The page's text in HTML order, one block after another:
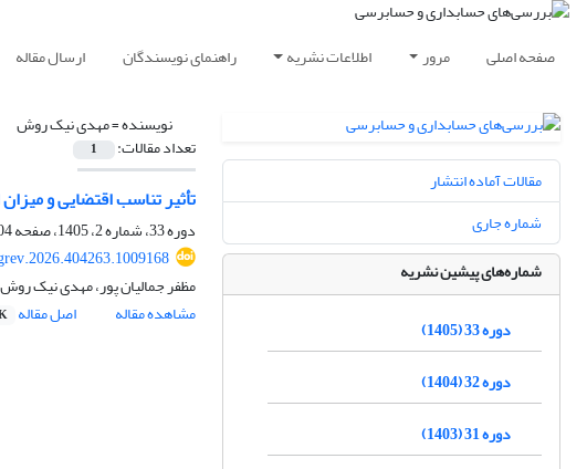
صفحه اصلی مرور اطلاعات نشریه راهنمای نویسندگان ارسال مقاله
نویسنده =مهدی نیک روش
تعداد مقالات: 1
تأثیر تناسب اقتضایی و
دوره 33، شماره 2، 1405، صفحه
مظفر جمالیان پور، مهدی نیک
مشاهده مقاله
اصل مقاله
مقالات آماده انتشار
شماره جاری
شماره‌های پیشین نشریه
دوره 33 (1405)
دوره 32 (1404)
دوره 31 (1403)